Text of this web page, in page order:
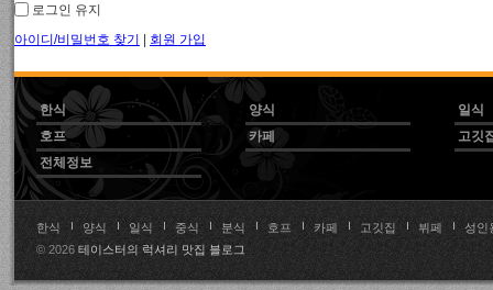
로그인 유지
아이디/비밀번호 찾기
회원 가입
한식 양식
일식
호프
카페
고깃
전체정보
한식 양식 일식 중식 분식 호프 카페 고깃집 뷔페
성인
© 2026 테이스터의 럭셔리 맛집 블로그